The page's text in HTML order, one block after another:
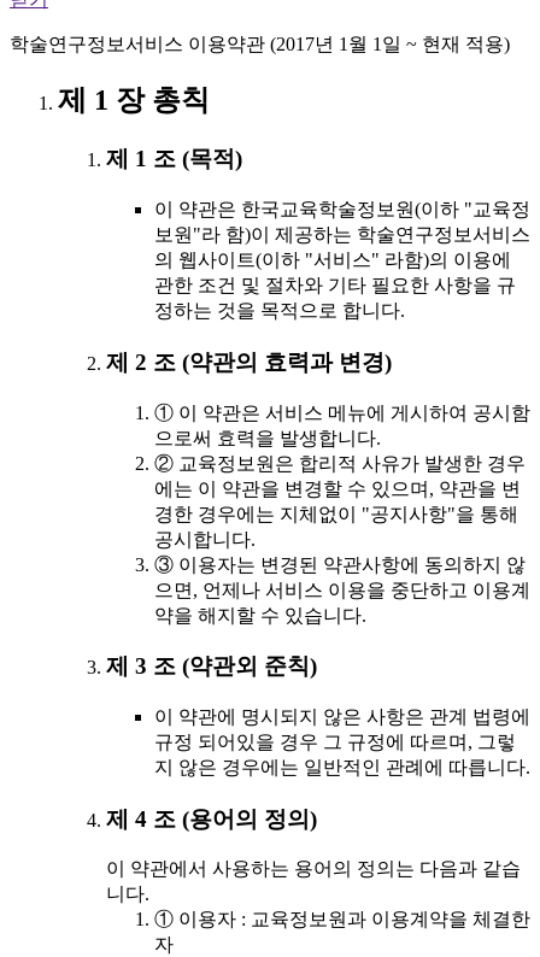
학술연구정보서비스 이용약관 (2017년 1월 1일 ~ 현재 적용)
제 1 장 총칙
제 1 조 (목적)
이 약관은 한국교육학술정보원(이하 "교육정
보원"라 함)이 제공하는 학술연구정보서비스
의 웹사이트(이하 "서비스" 라함)의 이용에
관한 조건 및 절차와 기타 필요한 사항을 규
정하는 것을 목적으로 합니다.
제 2 조 (약관의 효력과 변경)
① 이 약관은 서비스 메뉴에 게시하여 공시함
으로써 효력을 발생합니다.
② 교육정보원은 합리적 사유가 발생한 경우
에는 이 약관을 변경할 수 있으며, 약관을 변
경한 경우에는 지체없이 "공지사항"을 통해
공시합니다.
③ 이용자는 변경된 약관사항에 동의하지 않
으면, 언제나 서비스 이용을 중단하고 이용계
약을 해지할 수 있습니다.
제 3 조 (약관외 준칙)
이 약관에 명시되지 않은 사항은 관계 법령에
규정 되어있을 경우 그 규정에 따르며, 그렇
지 않은 경우에는 일반적인 관례에 따릅니다.
제 4 조 (용어의 정의)
이 약관에서 사용하는 용어의 정의는 다음과 같습
니다.
① 이용자 : 교육정보원과 이용계약을 체결한
자